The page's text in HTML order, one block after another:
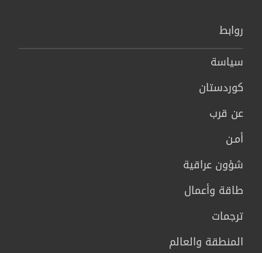
روابط
سیاسة
كوردستان
عن قرب
أمـن
شؤون عراقية
طاقة وأعمال
ترجمات
المنطقة والعالم